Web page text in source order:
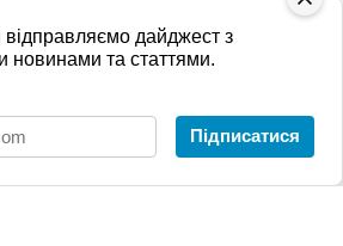
з імунізації стало можливим за підтримки
який впроваджувала міжнародна
(2022-2025 рр.). Зміст є відповідальністю
і не обов’язково відображає точку зору USAID
дайджест з
новинами та статтями.
Підписатися